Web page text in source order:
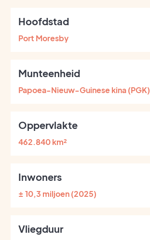
Hoofdstad
Port Moresby
Munteenheid
Papoea-Nieuw-Guinese kina (PGK)
Oppervlakte
462.840 km²
Inwoners
± 10,3 miljoen (2025)
Vliegduur